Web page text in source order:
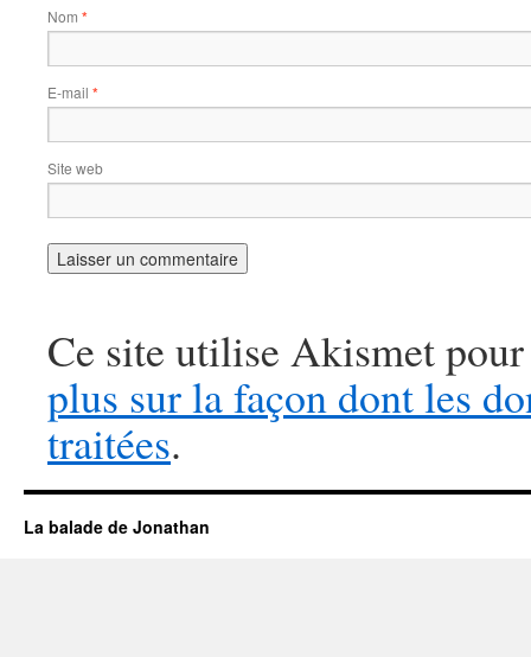
Nom *
E-mail *
Site web
Ce site utilise Akismet
plus sur la façon dont les
traitées.
La balade de Jonathan